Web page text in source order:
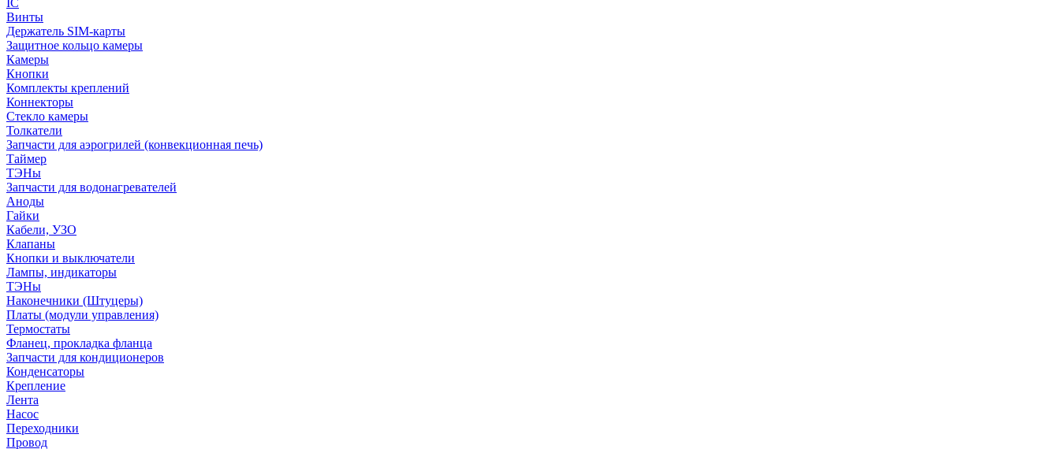
IC
Винты
Держатель SIM-карты
Защитное кольцо камеры
Камеры
Кнопки
Комплекты креплений
Коннекторы
Стекло камеры
Толкатели
Запчасти для аэрогрилей (конвекционная печь)
Таймер
ТЭНы
Запчасти для водонагревателей
Аноды
Гайки
Кабели, УЗО
Клапаны
Кнопки и выключатели
Лампы, индикаторы
ТЭНы
Наконечники (Штуцеры)
Платы (модули управления)
Термостаты
Фланец, прокладка фланца
Запчасти для кондиционеров
Конденсаторы
Крепление
Лента
Насос
Переходники
Провод